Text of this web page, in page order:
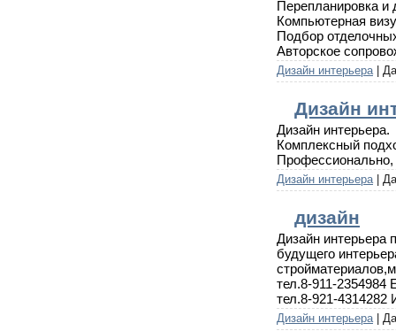
Перепланировка и
Компьютерная
Подбор
Авторское
Дизайн интерьера|
Дизайн
Дизайн интерьера.
Комплексный
Профессионально,
Дизайн интерьера|
дизайн
Дизайн интерьера
будущего
тел.8-911-2354984
тел.8-921-4314282
Дизайн интерьера|